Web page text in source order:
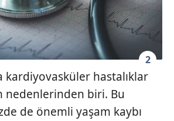
2
kardiyovasküler hastalıklar
nedenlerinden biri. Bu
de önemli yaşam kaybı